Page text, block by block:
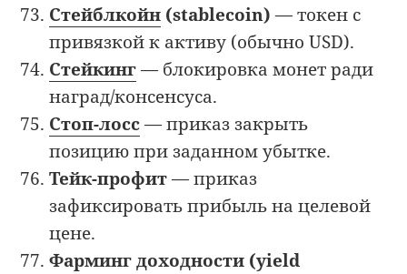
Стейблкойн (stablecoin) — токен с
привязкой к активу (обычно USD).
Стейкинг— блокировка монет ради
наград/консенсуса.
Стоп-лосс— приказ закрыть
позицию при заданном убытке.
Тейк-профит— приказ
зафиксировать прибыль на целевой
цене.
Фарминг доходности (yield